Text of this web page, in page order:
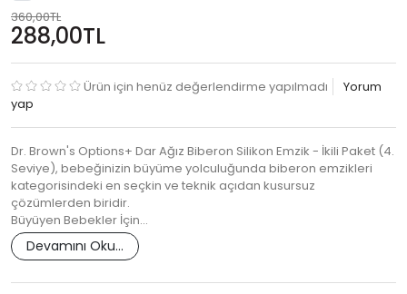
360,00TL
288,00TL
Ürün için henüz değerlendirme yapılmadı
Yorum
yap
Dr. Brown's Options+ Dar Ağız Biberon Silikon Emzik - İkili Paket (4.
Seviye), bebeğinizin büyüme yolculuğunda biberon emzikleri
kategorisindeki en seçkin ve teknik açıdan kusursuz
çözümlerden biridir.
Büyüyen Bebekler İçin…
Devamını Oku...